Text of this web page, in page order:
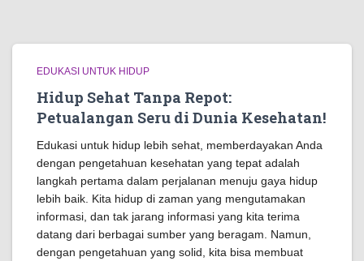
EDUKASI UNTUK HIDUP
Hidup Sehat Tanpa Repot:
Petualangan Seru di Dunia Kesehatan!
Edukasi untuk hidup lebih sehat, memberdayakan Anda
dengan pengetahuan kesehatan yang tepat adalah
langkah pertama dalam perjalanan menuju gaya hidup
lebih baik. Kita hidup di zaman yang mengutamakan
informasi, dan tak jarang informasi yang kita terima
datang dari berbagai sumber yang beragam. Namun,
dengan pengetahuan yang solid, kita bisa membuat